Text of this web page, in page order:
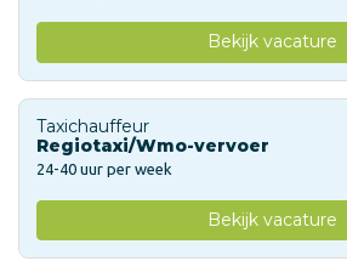
Bekijk vacature
Taxichauffeur
Regiotaxi/Wmo-vervoer
24-40 uur per week
Bekijk vacature